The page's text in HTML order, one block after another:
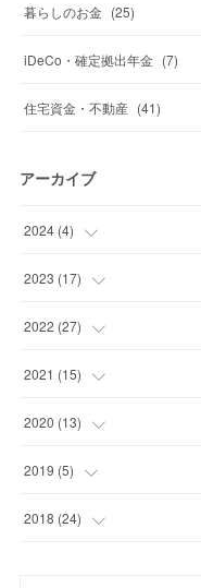
暮らしのお金 (25)
iDeCo・確定拠出年金 (7)
住宅資金・不動産 (41)
アーカイブ
2024 (4)
(1
(1
(2
2023 (17)
(1
(2
(1
(
2022 (27)
(4
(2
(
(1
2021 (15)
(1
( )
(2
2020 (13)
( )
(1
2019 (5)
(2
2018 (24)